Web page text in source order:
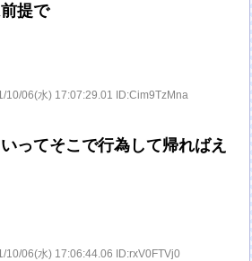
提で
10/06(水) 17:07:29.01 ID:Cim9TzMna
ってそこで行為して帰ればえ
10/06(水) 17:06:44.06 ID:rxV0FTVj0